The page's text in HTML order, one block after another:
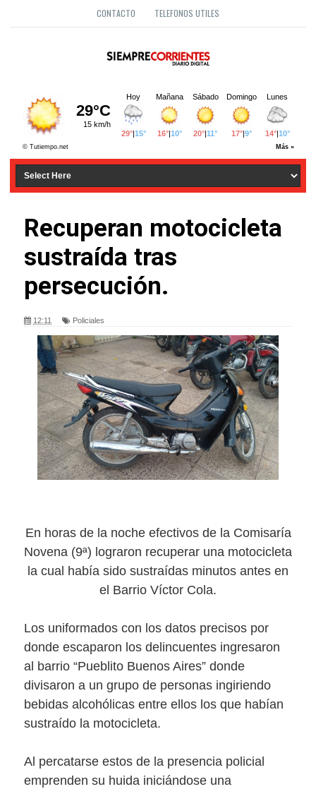
CONTACTO TELEFONOS UTILES
Recuperan motocicleta
sustraída tras
persecución.
12:11 Policiales
En horas de la noche efectivos de la Comisaría
Novena (9ª) lograron recuperar una motocicleta
la cual había sido sustraídas minutos antes en
el Barrio Víctor Cola.
Los uniformados con los datos precisos por
donde escaparon los delincuentes ingresaron
al barrio “Pueblito Buenos Aires” donde
divisaron a un grupo de personas ingiriendo
bebidas alcohólicas entre ellos los que habían
sustraído la motocicleta.
Al percatarse estos de la presencia policial
emprenden su huida iniciándose una